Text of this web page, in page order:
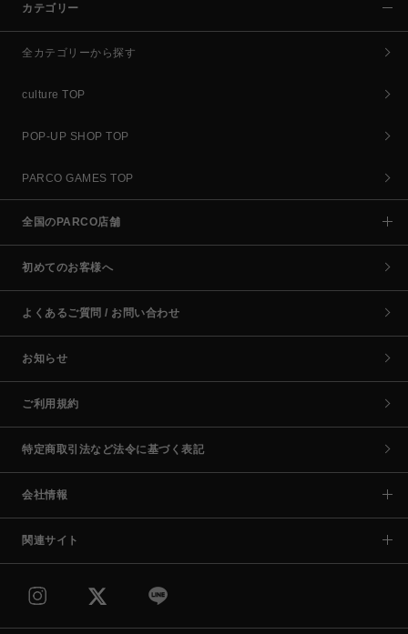
カテゴリー
全カテゴリーから探す
culture TOP
POP-UP SHOP TOP
PARCO GAMES TOP
全国のPARCO店舗
初めてのお客様へ
よくあるご質問 / お問い合わせ
お知らせ
ご利用規約
特定商取引法など法令に基づく表記
会社情報
関連サイト